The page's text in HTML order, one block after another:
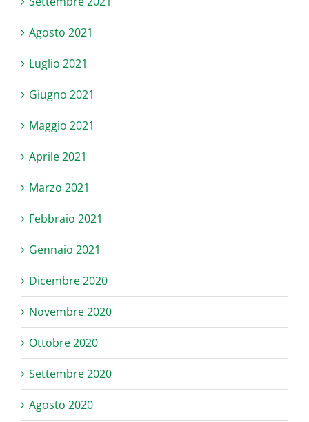
Agosto 2021
Luglio 2021
Giugno 2021
Maggio 2021
Aprile 2021
Marzo 2021
Febbraio 2021
Gennaio 2021
Dicembre 2020
Novembre 2020
Ottobre 2020
Settembre 2020
Agosto 2020